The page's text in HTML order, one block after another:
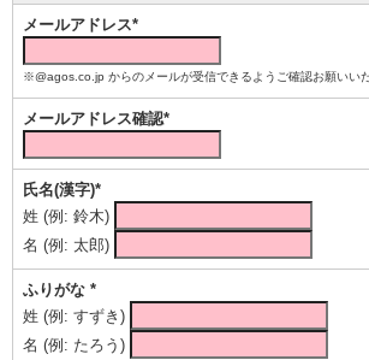
メールアドレス*
※@agos.co.jp からのメールが受信できるようご確認お願いいた
メールアドレス確認*
氏名(漢字)*
姓 (例: 鈴木)
名 (例: 太郎)
ふりがな *
姓 (例: すずき)
名 (例: たろう)